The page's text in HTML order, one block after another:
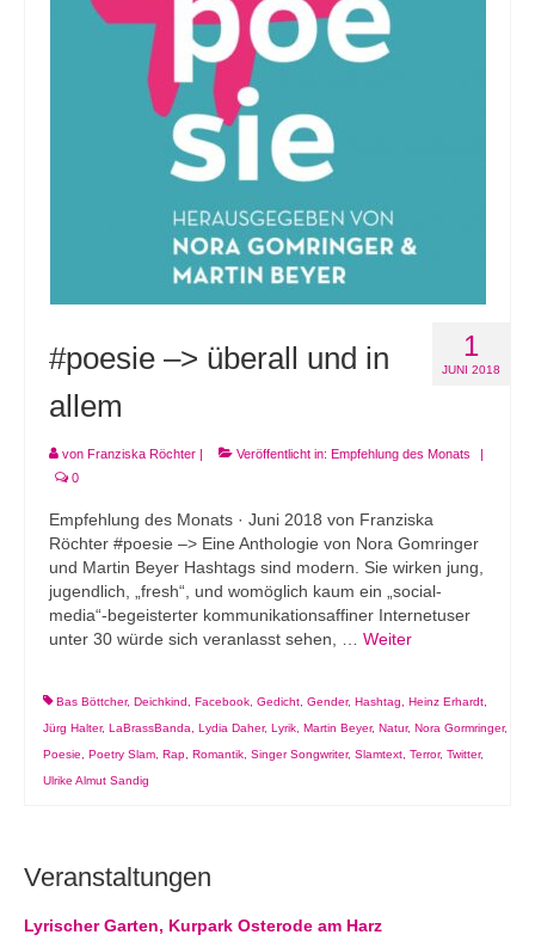
Neuerscheinungen von Mitgliedern
Ausschreibungen
Leipziger Lyrikbibliothek
Mitglied werden
1
JUNI 2018
#poesie –> überall und in
allem
von Franziska Röchter | Veröffentlicht in: Empfehlung des Monats
|
0
Empfehlung des Monats · Juni 2018 von Franziska
Röchter #poesie –> Eine Anthologie von Nora Gomringer
und Martin Beyer Hashtags sind modern. Sie wirken jung,
jugendlich, „fresh“, und womöglich kaum ein „social-
media“-begeisterter kommunikationsaffiner Internetuser
unter 30 würde sich veranlasst sehen, … Weiter
Bas Böttcher, Deichkind Facebook Gedicht Gender, Hashtag Heinz Erhardt
Jürg Halter, LaBrassBanda Lydia Daher, Lyrik Martin Beyer, Natur, Nora Gormringer,
Poesie
Poetry Slam Rap Romantik Singer Songwriter, Slamtext Terror, Twitter,
Ulrike Almut Sandig
Veranstaltungen
Lyrischer Garten, Kurpark Osterode am Harz